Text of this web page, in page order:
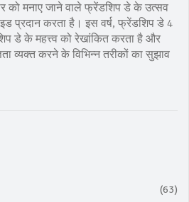
को मनाए जाने वाले फ्रेंडशिप डे के उत्सव
प्रदान करता है। इस वर्ष, फ्रेंडशिप डे 4
डे के महत्त्व को रेखांकित करता है और
व्यक्त करने के विभिन्न तरीकों का सुझाव
(63)